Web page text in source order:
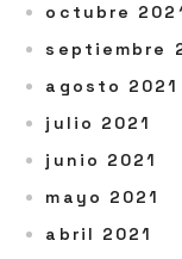
octubre
septiembre
agosto 2021
julio 2021
junio 2021
mayo 2021
abril 2021